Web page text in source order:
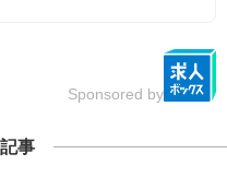
Sponsored by
事